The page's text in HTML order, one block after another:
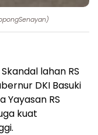
lahan RS
DKI Basuki
Yayasan RS
kuat